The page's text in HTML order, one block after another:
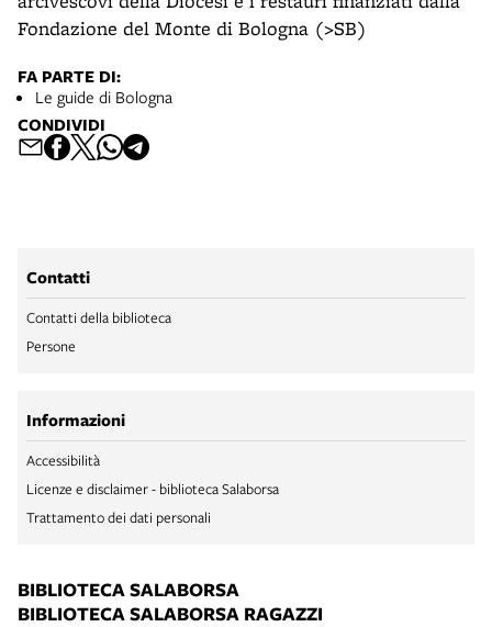
Fondazione del Monte di Bologna (>SB)
FA PARTE DI:
Le guide di Bologna
CONDIVIDI
Contatti
Contatti della biblioteca
Persone
Informazioni
Accessibilità
Licenze e disclaimer - biblioteca Salaborsa
Trattamento dei dati personali
BIBLIOTECA SALABORSA
BIBLIOTECA SALABORSA RAGAZZI